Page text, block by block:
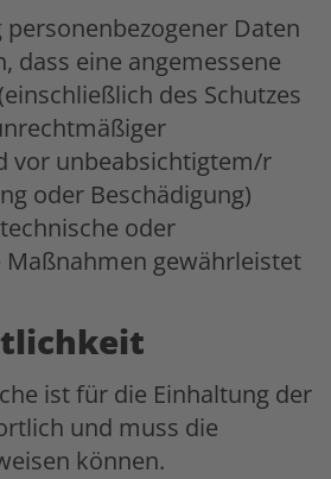
Daten
dass eine angemessene
des Schutzes
vor unbeabsichtigtem/r
oder Beschädigung)
oder
gewährleistet
ist für die Einhaltung der
und muss die
können.